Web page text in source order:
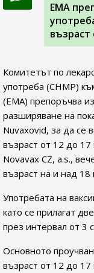
ЕМА
възраст
Комитетът по
употреба (CHMP)
(EMA) препоръчва
разширяване на
Nuvaxovid, за да се
възраст от 12 до 17
Novavax CZ, a.s.,
възраст на и над 18
Употребата на
като се прилагат
през интервал от 3
Основното
възраст от 12 до